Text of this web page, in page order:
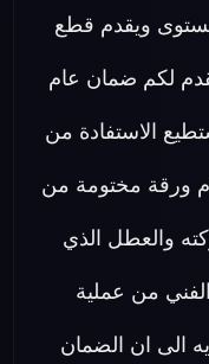
ويقدم قطع
100% فأنه يقدم لكم ضمان عام
الاستفادة من
ورقة مختومة من
والعطل الذي
من عملية
الى ان الضمان